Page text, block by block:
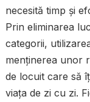
necesită timp și
Prin eliminarea
categorii,
menținerea unor
de locuit care să
viața de zi cu zi.